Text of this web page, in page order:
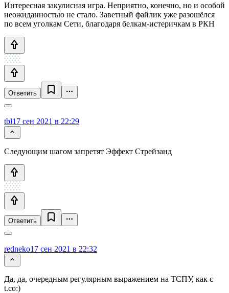
Интересная закулисная игра. Неприятно, конечно, но и особой
неожиданностью не стало. Заветный файлик уже разошёлся
по всем уголкам Сети, благодаря белкам-истеричкам в РКН
Ответить
tbl17 сен 2021 в 22:29
Следующим шагом запретят Эффект Стрейзанд
Ответить
redneko17 сен 2021 в 22:32
Да, да, очередным регулярным выражением на ТСПУ, как с
t.co:)